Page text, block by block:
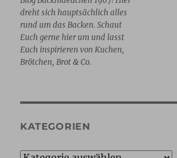
dreht sich hauptsächlich alles
rund um das Backen. Schaut
Euch gerne hier um und lasst
Euch inspirieren von Kuchen,
Brötchen, Brot & Co.
KATEGORIEN